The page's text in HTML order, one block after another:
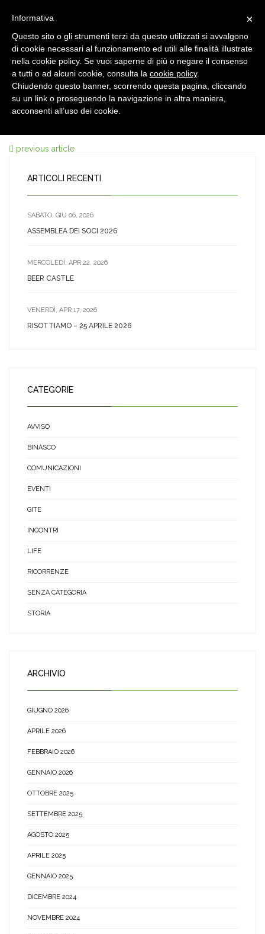
12 DIC, 2023
Natale (Post di Facebook)
previous article
ARTICOLI RECENTI
SABATO, GIU 06, 2026
ASSEMBLEA DEI SOCI 2026
MERCOLEDÌ, APR 22, 2026
BEER CASTLE
VENERDÌ, APR 17, 2026
RISOTTIAMO – 25 APRILE 2026
CATEGORIE
AVVISO
BINASCO
COMUNICAZIONI
EVENTI
GITE
INCONTRI
LIFE
RICORRENZE
SENZA CATEGORIA
STORIA
ARCHIVIO
GIUGNO 2026
APRILE 2026
FEBBRAIO 2026
GENNAIO 2026
OTTOBRE 2025
SETTEMBRE 2025
AGOSTO 2025
APRILE 2025
GENNAIO 2025
DICEMBRE 2024
NOVEMBRE 2024
×
Informativa
Questo sito o gli strumenti terzi da questo utilizzati si avvalgono
di cookie necessari al funzionamento ed utili alle finalità illustrate
nella cookie policy. Se vuoi saperne di più o negare il consenso
a tutti o ad alcuni cookie, consulta la cookie policy.
Chiudendo questo banner, scorrendo questa pagina, cliccando
su un link o proseguendo la navigazione in altra maniera,
acconsenti all’uso dei cookie.